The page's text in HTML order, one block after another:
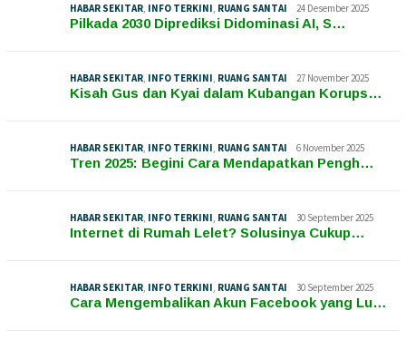
HABAR SEKITAR INFO TERKINI RUANG SANTAI 24 Desember 2025
Pilkada 2030 Diprediksi Didominasi AI, S…
HABAR SEKITAR INFO TERKINI RUANG SANTAI 27 November 2025
Kisah Gus dan Kyai dalam Kubangan Korups…
HABAR SEKITAR INFO TERKINI RUANG SANTAI 6 November 2025
Tren 2025: Begini Cara Mendapatkan Pengh…
HABAR SEKITAR INFO TERKINI RUANG SANTAI 30 September 2025
Internet di Rumah Lelet? Solusinya Cukup…
HABAR SEKITAR INFO TERKINI RUANG SANTAI 30 September 2025
Cara Mengembalikan Akun Facebook yang Lu…